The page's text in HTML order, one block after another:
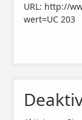
URL: http://
wert=UC 203